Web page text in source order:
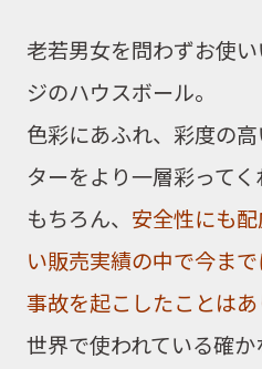
老若男女を問わずお使
ジのハウスボール。
色彩にあふれ、彩度の
ターをより一層彩ってく
もちろん、 安全性にも配
い販売実績の中で今ま
事故を起こしたことはあ
世界で使われている確か